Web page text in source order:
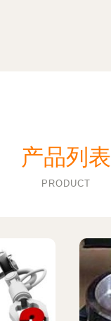
产品列表
PRODUCT